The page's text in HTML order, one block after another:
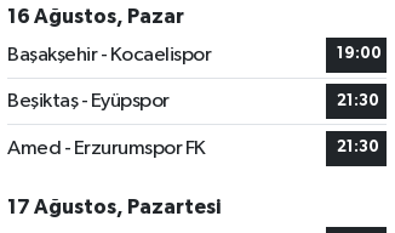
16 Ağustos, Pazar
Başakşehir - Kocaelispor
19:00
Beşiktaş - Eyüpspor 21:30
Amed - Erzurumspor FK 21:30
17 Ağustos, Pazartesi